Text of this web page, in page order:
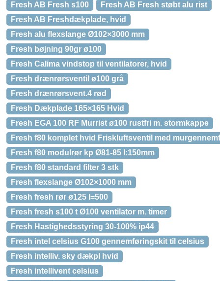
Fresh AB Fresh s100
Fresh AB Fresh støbt alu rist
Fresh AB Freshdækplade, hvid
Fresh alu flexslange Ø102×3000 mm
Fresh bøjning 90gr ø100
Fresh Calima vindstop til ventilatorer, hvid
Fresh drænrørsventil ø100 grå
Fresh drænrørsvent.4 rød
Fresh Dækplade 165×165 Hvid
Fresh EGA 100 RF Murrist ø100 rustfri m. stormkappe
Fresh f80 komplet hvid Friskluftsventil med
Fresh f80 modulrør kp Ø81-85 l:150mm
Fresh f80 standard filter 3 stk
Fresh flexslange Ø102×1000 mm
Fresh fresh rør ø125 l=500
Fresh fresh s100 t Ø100 ventilator m. timer
Fresh Hastighedsstyring 30-100% ip44
Fresh intel celsius G100 gennemføringskit til celsius
Fresh intelliv. sky dækpl hvid
Fresh intellivent celsius